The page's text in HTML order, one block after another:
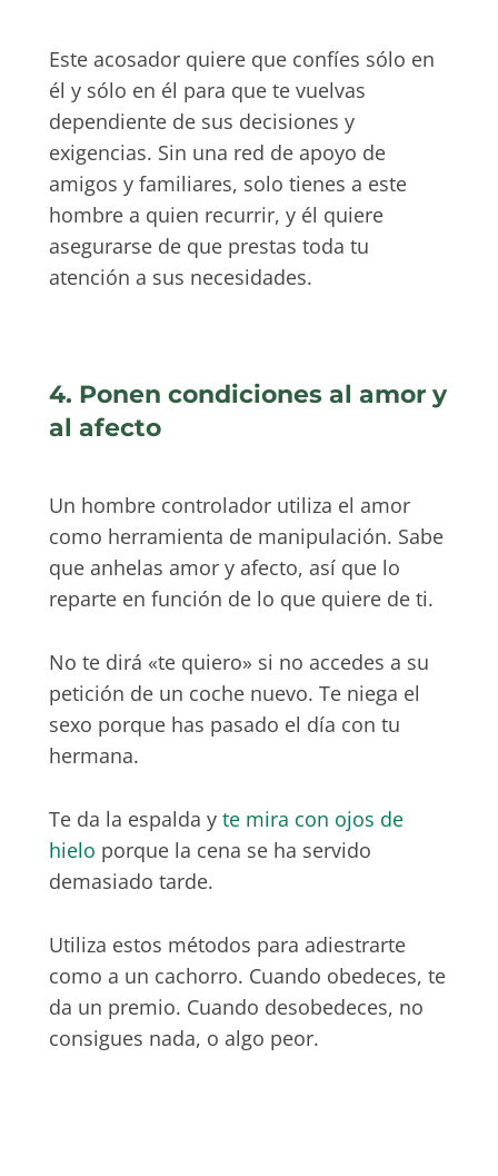
Este acosador quiere que confíes sólo en
él y sólo en él para que te vuelvas
dependiente de sus decisiones y
exigencias. Sin una red de apoyo de
amigos y familiares, solo tienes a este
hombre a quien recurrir, y él quiere
asegurarse de que prestas toda tu
atención a sus necesidades.
4. Ponen condiciones al amor y
al afecto
Un hombre controlador utiliza el amor
como herramienta de manipulación. Sabe
que anhelas amor y afecto, así que lo
reparte en función de lo que quiere de ti.
No te dirá «te quiero» si no accedes a su
petición de un coche nuevo. Te niega el
sexo porque has pasado el día con tu
hermana.
Te da la espalda y te mira con ojos de
hielo porque la cena se ha servido
demasiado tarde.
Utiliza estos métodos para adiestrarte
como a un cachorro. Cuando obedeces, te
da un premio. Cuando desobedeces, no
consigues nada, o algo peor.